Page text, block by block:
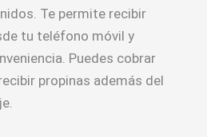
Te permite recibir
tu teléfono móvil y
Puedes cobrar
propinas además del